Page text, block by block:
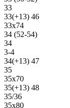
33
33(+13) 46
33х74
34 (52-54)
34
3-4
34(+13) 47
35
35х70
35(+13) 48
35/36
35х80